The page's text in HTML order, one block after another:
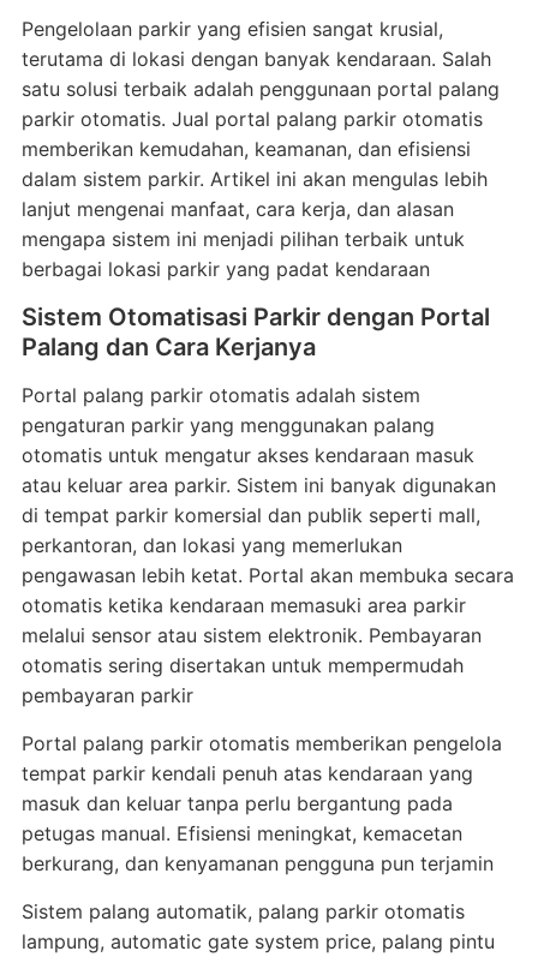
Pengelolaan parkir yang efisien sangat krusial,
terutama di lokasi dengan banyak kendaraan. Salah
satu solusi terbaik adalah penggunaan portal palang
parkir otomatis. Jual portal palang parkir otomatis
memberikan kemudahan, keamanan, dan efisiensi
dalam sistem parkir. Artikel ini akan mengulas lebih
lanjut mengenai manfaat, cara kerja, dan alasan
mengapa sistem ini menjadi pilihan terbaik untuk
berbagai lokasi parkir yang padat kendaraan
Sistem Otomatisasi Parkir dengan Portal
Palang dan Cara Kerjanya
Portal palang parkir otomatis adalah sistem
pengaturan parkir yang menggunakan palang
otomatis untuk mengatur akses kendaraan masuk
atau keluar area parkir. Sistem ini banyak digunakan
di tempat parkir komersial dan publik seperti mall,
perkantoran, dan lokasi yang memerlukan
pengawasan lebih ketat. Portal akan membuka secara
otomatis ketika kendaraan memasuki area parkir
melalui sensor atau sistem elektronik. Pembayaran
otomatis sering disertakan untuk mempermudah
pembayaran parkir
Portal palang parkir otomatis memberikan pengelola
tempat parkir kendali penuh atas kendaraan yang
masuk dan keluar tanpa perlu bergantung pada
petugas manual. Efisiensi meningkat, kemacetan
berkurang, dan kenyamanan pengguna pun terjamin
Sistem palang automatik, palang parkir otomatis
lampung, automatic gate system price, palang pintu